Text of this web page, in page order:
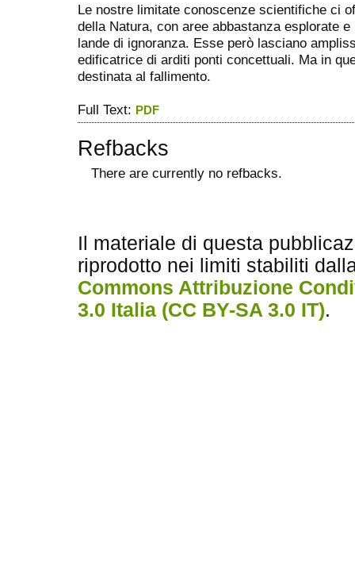
Le nostre limitate conoscenze scientifiche ci
della Natura, con aree abbastanza esplorate
lande di ignoranza. Esse però lasciano
edificatrice di arditi ponti concettuali. Ma in
destinata al fallimento.
Full Text: PDF
Refbacks
There are currently no refbacks.
Il materiale di questa
riprodotto nei limiti stabiliti
Commons Attribuzione
3.0 Italia (CC BY-SA 3.0 IT).